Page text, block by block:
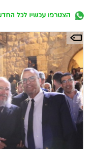
הצטרפו עכשיו לכל